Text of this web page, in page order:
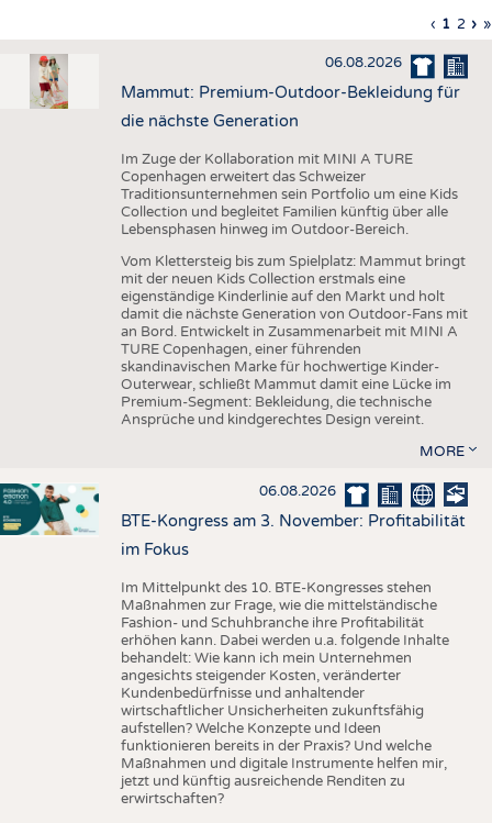
TESTS
AUSSCHREIBUNGEN
DTV AUSSCHREIBUNGSDIENST
FAKTEN
STATISTICS
ADRESSEN & LINKS
PUBLIKATIONEN
TERMINE
BRANCHENTERMINE
Seitennummerierung
Seite
‹
Seite
1 Seite
2 › »
06.08.2026
Mammut: Premium-Outdoor-Bekleidung für
die nächste Generation
Im Zuge der Kollaboration mit MINI A TURE
Copenhagen erweitert das Schweizer
Traditionsunternehmen sein Portfolio um eine Kids
Collection und begleitet Familien künftig über alle
Lebensphasen hinweg im Outdoor-Bereich.
Vom Klettersteig bis zum Spielplatz: Mammut bringt
mit der neuen Kids Collection erstmals eine
eigenständige Kinderlinie auf den Markt und holt
damit die nächste Generation von Outdoor-Fans mit
an Bord. Entwickelt in Zusammenarbeit mit MINI A
TURE Copenhagen, einer führenden
skandinavischen Marke für hochwertige Kinder-
Outerwear, schließt Mammut damit eine Lücke im
Premium-Segment: Bekleidung, die technische
Ansprüche und kindgerechtes Design vereint.
MORE
06.08.2026
BTE-Kongress am 3. November: Profitabilität
im Fokus
Im Mittelpunkt des 10. BTE-Kongresses stehen
Maßnahmen zur Frage, wie die mittelständische
Fashion- und Schuhbranche ihre Profitabilität
erhöhen kann. Dabei werden u.a. folgende Inhalte
behandelt: Wie kann ich mein Unternehmen
angesichts steigender Kosten, veränderter
Kundenbedürfnisse und anhaltender
wirtschaftlicher Unsicherheiten zukunftsfähig
aufstellen? Welche Konzepte und Ideen
funktionieren bereits in der Praxis? Und welche
Maßnahmen und digitale Instrumente helfen mir,
jetzt und künftig ausreichende Renditen zu
erwirtschaften?